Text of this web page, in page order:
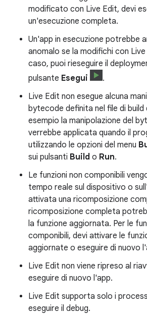
modificato con Live Edit, devi
un'esecuzione completa.
Un'app in esecuzione potrebbe
anomalo se la modifichi con
caso, puoi rieseguire il
pulsante Esegui
.
Live Edit non esegue alcuna
bytecode definita nel file di
esempio la manipolazione del
verrebbe applicata quando il
utilizzando le opzioni del menu
sui pulsanti Build o Run.
Le funzioni non componibili
tempo reale sul dispositivo o
attivata una ricomposizione
ricomposizione completa
la funzione aggiornata. Per le
componibili, devi attivare le
aggiornate o eseguire di nuovo
Live Edit non viene ripreso al
eseguire di nuovo l'app.
Live Edit supporta solo i
eseguire il debug.